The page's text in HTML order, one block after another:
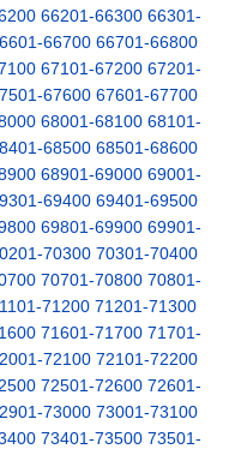
66201-66300 66301-
66700 66701-66800
67101-67200 67201-
67600 67601-67700
68001-68100 68101-
68500 68501-68600
68901-69000 69001-
69400 69401-69500
69801-69900 69901-
70300 70301-70400
70701-70800 70801-
71200 71201-71300
71601-71700 71701-
72100 72101-72200
72501-72600 72601-
73000 73001-73100
73401-73500 73501-